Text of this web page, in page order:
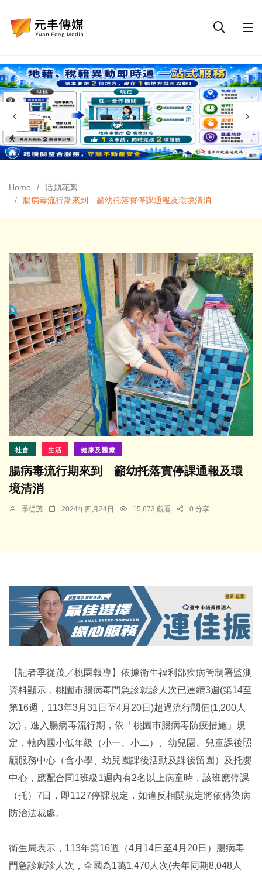
Home
活動花絮
腸病毒流行期來到 籲幼托落實停課通報及環境清消
社會 生活 健康及醫療
腸病毒流行期來到 籲幼托落實停課通報及環
境清消
季從茂 2024年四月24日 15,673 觀看 0 分享
【記者季從茂／桃園報導】依據衛生福利部疾病管制署監測
資料顯示，桃園市腸病毒門急診就診人次已連續3週(第14至
第16週，113年3月31日至4月20日)超過流行閾值(1,200人
次)，進入腸病毒流行期，依「桃園市腸病毒防疫措施」規
定，轄內國小低年級（小一、小二）、幼兒園、兒童課後照
顧服務中心（含小學、幼兒園課後活動及課後留園）及托嬰
中心，應配合同1班級1週內有2名以上病童時，該班應停課
（托）7日，即1127停課規定，如違反相關規定將依傳染病
防治法裁處。
衛生局表示，113年第16週（4月14日至4月20日）腸病毒
門急診就診人次，全國為1萬1,470人次(去年同期8,048人